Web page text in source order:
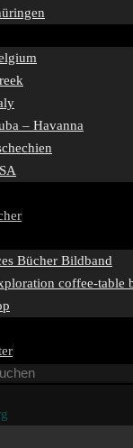
– Havanna
Bücher Bildband
coffee-table